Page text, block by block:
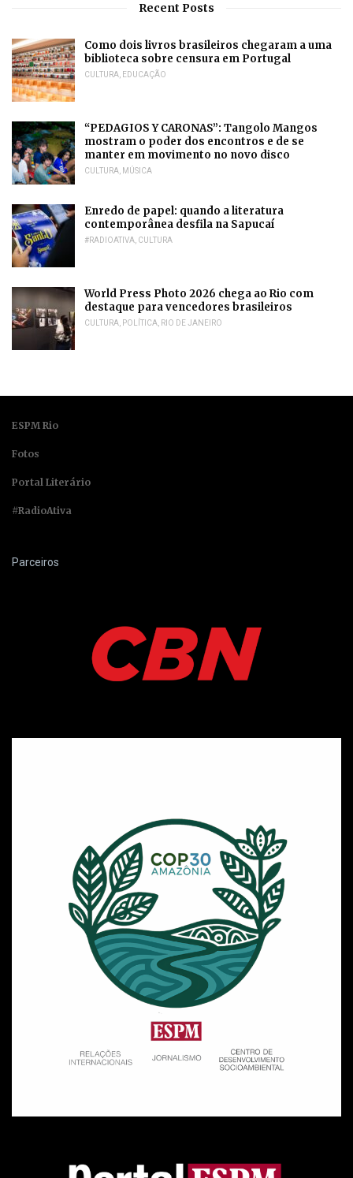
Recent Posts
Como dois livros brasileiros chegaram a uma
biblioteca sobre censura em Portugal
CULTURA, EDUCAÇÃO
“PEDAGIOS Y CARONAS”: Tangolo Mangos
mostram o poder dos encontros e de se
manter em movimento no novo disco
CULTURA, MÚSICA
Enredo de papel: quando a literatura
contemporânea desfila na Sapucaí
#RADIOATIVA, CULTURA
World Press Photo 2026 chega ao Rio com
destaque para vencedores brasileiros
CULTURA, POLÍTICA, RIO DE JANEIRO
ESPM Rio
Fotos
Portal Literário
#RadioAtiva
Parceiros